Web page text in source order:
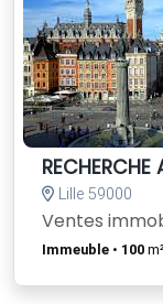
RECHERCHE
Lille 59000
Ventes
Immeuble • 100